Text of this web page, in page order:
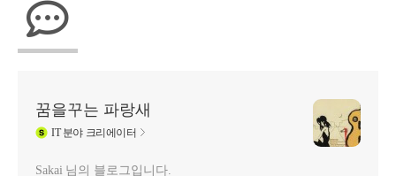
꿈을꾸는 파랑새
IT분야 크리에이터
Sakai 님의 블로그입니다.